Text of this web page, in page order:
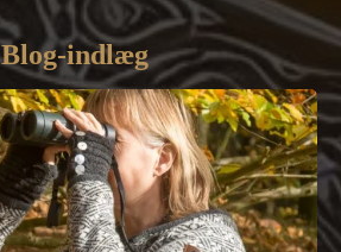
Blog-indlæg